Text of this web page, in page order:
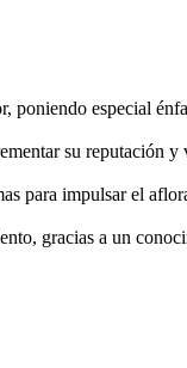
poniendo especial
su reputación
para impulsar el
gracias a un